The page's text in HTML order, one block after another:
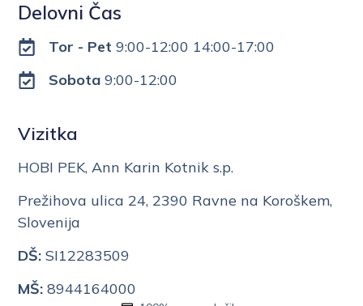
Delovni Čas
Tor - Pet 9:00-12:00 14:00-17:00
Sobota9:00-12:00
Vizitka
HOBI PEK, Ann Karin Kotnik s.p.
Prežihova ulica 24, 2390 Ravne na Koroškem,
Slovenija
DŠ: SI12283509
MŠ: 8944164000